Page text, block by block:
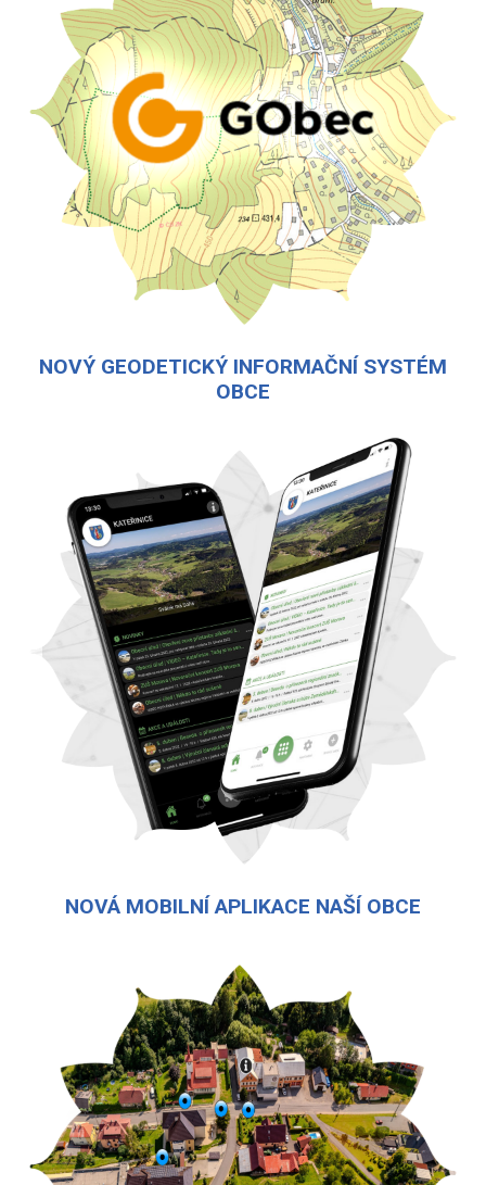
NOVÝ GEODETICKÝ INFORMAČNÍ SYSTÉM
OBCE
NOVÁ MOBILNÍ APLIKACE NAŠÍ OBCE